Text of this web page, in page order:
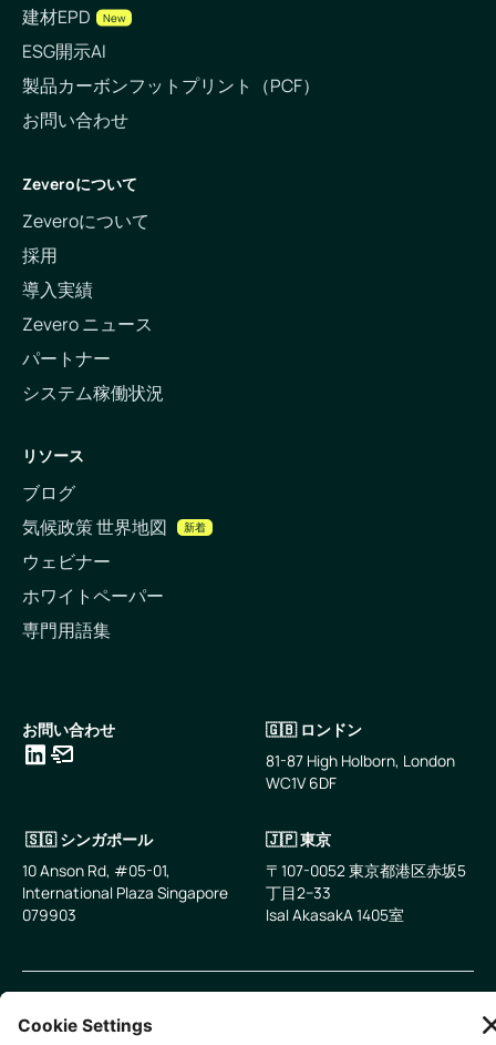
建材EPD
New
ESG開示AI
製品カーボンフットプリント（PCF）
お問い合わせ
Zeveroについて
Zeveroについて
採用
導入実績
Zevero ニュース
パートナー
システム稼働状況
リソース
ブログ
気候政策 世界地図
新着
ウェビナー
ホワイトペーパー
専門用語集
お問い合わせ
🇬🇧 ロンドン
81-87 High Holborn, London
WC1V 6DF
🇸🇬 シンガポール
10 Anson Rd, #05-01,
International Plaza Singapore
079903
🇯🇵 東京
〒107-0052 東京都港区赤坂5
丁目2−33
IsaI AkasakA 1405室
無断複写・転載を禁じます。